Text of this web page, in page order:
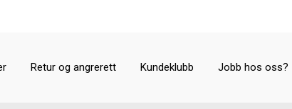
Retur og angrerett Kundeklubb Jobb hos oss?